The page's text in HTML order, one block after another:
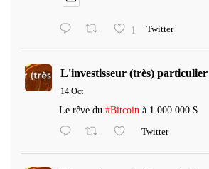
1 Twitter
L'investisseur (très) particulier
14 Oct
Le rêve du #Bitcoin à 1 000 000 $
Twitter